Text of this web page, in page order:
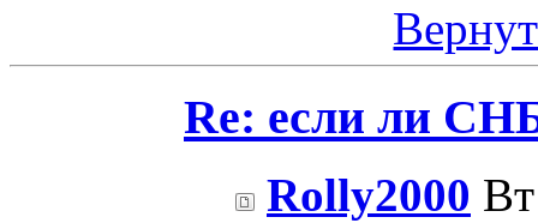
Re: если ли
Rolly2000